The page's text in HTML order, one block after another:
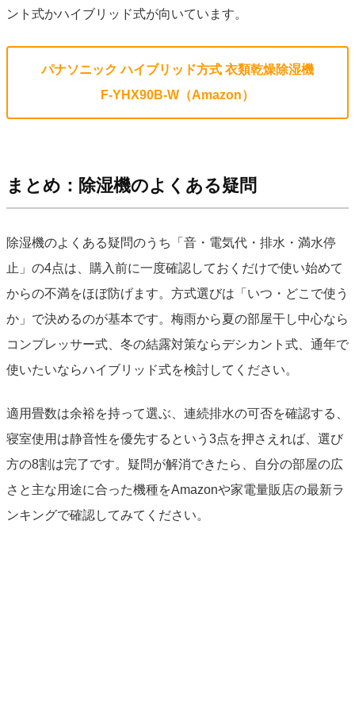
ント式かハイブリッド式が向いています。
パナソニック ハイブリッド方式 衣類乾燥除湿機
F-YHX90B-W（Amazon）
まとめ：除湿機のよくある疑問
除湿機のよくある疑問のうち「音・電気代・排水・満水停
止」の4点は、購入前に一度確認しておくだけで使い始めて
からの不満をほぼ防げます。方式選びは「いつ・どこで使う
か」で決めるのが基本です。梅雨から夏の部屋干し中心なら
コンプレッサー式、冬の結露対策ならデシカント式、通年で
使いたいならハイブリッド式を検討してください。
適用畳数は余裕を持って選ぶ、連続排水の可否を確認する、
寝室使用は静音性を優先するという3点を押さえれば、選び
方の8割は完了です。疑問が解消できたら、自分の部屋の広
さと主な用途に合った機種をAmazonや家電量販店の最新ラ
ンキングで確認してみてください。